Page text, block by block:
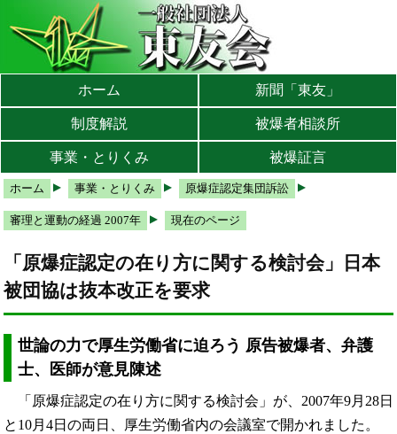
メインメニューへ
サブメニューへ
現在地ナビ（パンくずリスト）へ
ホーム 新聞「東友」
制度解説 被爆者相談所
事業・とりくみ 被爆証言
ホーム 事業・とりくみ 原爆症認定集団訴訟
審理と運動の経過 2007年 現在のページ
「原爆症認定の在り方に関する検討会」日本
被団協は抜本改正を要求
世論の力で厚生労働省に迫ろう 原告被爆者、弁護
士、医師が意見陳述
「原爆症認定の在り方に関する検討会」が、2007年9月28日
と10月4日の両日、厚生労働省内の会議室で開かれました。